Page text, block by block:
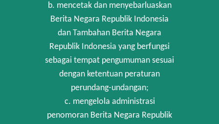
b. mencetak dan menyebarluaskan
Berita Negara Republik Indonesia
dan Tambahan Berita Negara
Republik Indonesia yang berfungsi
sebagai tempat pengumuman sesuai
dengan ketentuan peraturan
perundang-undangan;
c. mengelola administrasi
penomoran Berita Negara Republik